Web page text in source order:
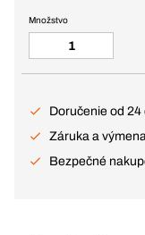
Množstvo
Doručenie od 24
Záruka a
Bezpečné